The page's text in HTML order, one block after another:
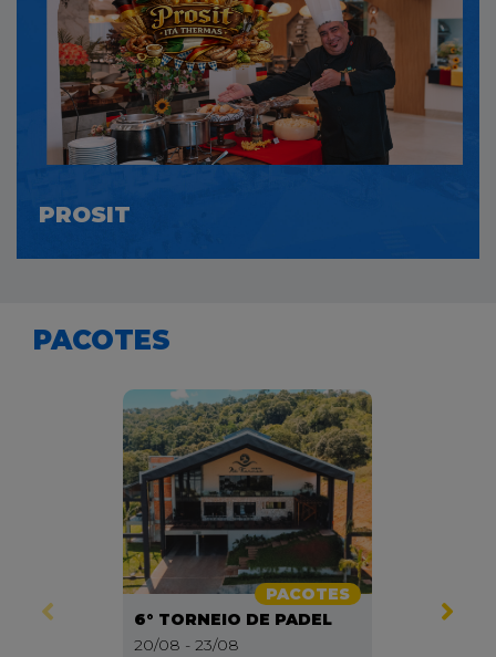
PROSIT
PACOTES
PACOTES
6° TORNEIO DE PADEL
20/08 - 23/08